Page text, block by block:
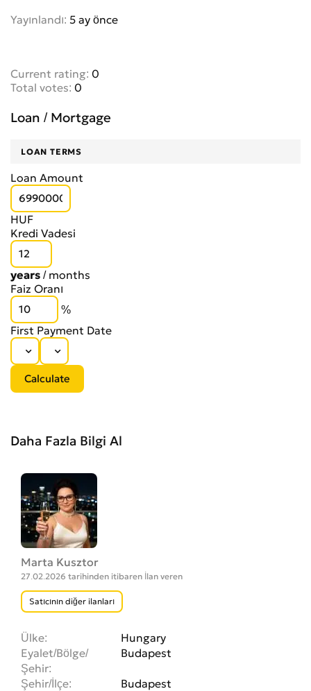
Yayınlandı: 5 ay önce
Current rating: 0
Total votes: 0
Loan / Mortgage
LOAN TERMS
Loan Amount
HUF
Kredi Vadesi
years / months
Faiz Oranı
%
First Payment Date
Daha Fazla Bilgi Al
Marta Kusztor
27.02.2026 tarihinden itibaren İlan veren
Satıcının diğer ilanları
Ülke
Hungary
Eyalet/Bölge/
Şehir
Budapest
Şehir/İlçe Budapest